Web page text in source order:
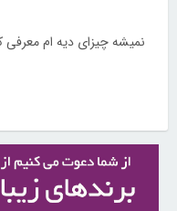
نمیشه چیزای دیه ام معرفی